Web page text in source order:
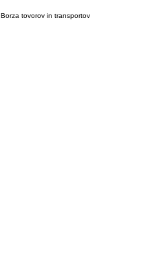
Borza tovorov in transportov